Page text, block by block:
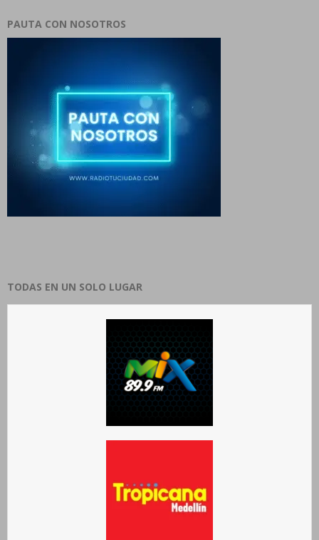
PAUTA CON NOSOTROS
TODAS EN UN SOLO LUGAR